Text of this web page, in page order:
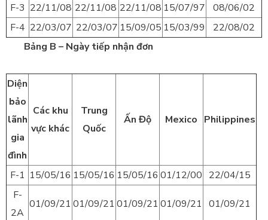
F-3 22/11/08 22/11/08 22/11/08 15/07/97
08/06/02
F-4 22/03/07 22/03/07 15/09/05 15/03/99
22/08/02
Bảng B – Ngày tiếp nhận đơn
Diện
bảo
lãnh
gia
đình
Các khu
vực khác
Trung
Quốc
Ấn Độ Mexico Philippines
F-1 15/05/16 15/05/16 15/05/16 01/12/00 22/04/15
F-
2A
01/09/21 01/09/21 01/09/21 01/09/21 01/09/21